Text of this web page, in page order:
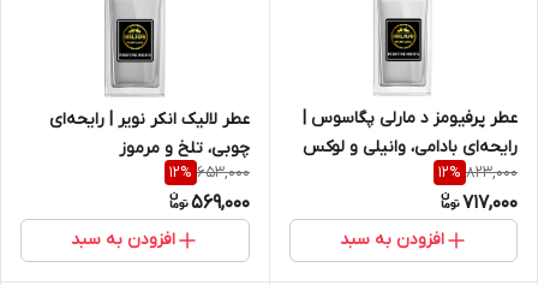
عطر پرفیومز د مارلی پگاسوس |
رایحه‌ای بادامی، وانیلی و لوکس
(مردانه)
823,000
12%
717,000
افزودن به سبد
عطر لالیک انکر نویر | رایحه‌ای
چوبی، تلخ و مرموز
653,000
12%
569,000
افزودن به سبد